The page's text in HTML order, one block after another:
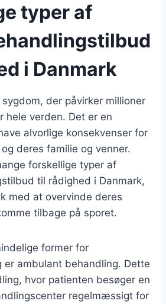
typer af
i Danmark
der påvirker millioner
hele verden. Det er en
alvorlige konsekvenser for
deres familie og venner.
forskellige typer af
til rådighed i Danmark,
med at overvinde deres
tilbage på sporet.
former for
er ambulant behandling. Dette
hvor patienten besøger en
regelmæssigt for